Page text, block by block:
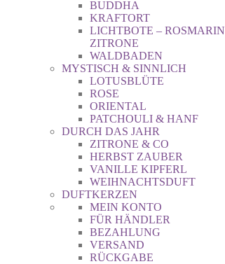
BUDDHA
KRAFTORT
LICHTBOTE – ROSMARIN
ZITRONE
WALDBADEN
MYSTISCH & SINNLICH
LOTUSBLÜTE
ROSE
ORIENTAL
PATCHOULI & HANF
DURCH DAS JAHR
ZITRONE & CO
HERBST ZAUBER
VANILLE KIPFERL
WEIHNACHTSDUFT
DUFTKERZEN
MEIN KONTO
FÜR HÄNDLER
BEZAHLUNG
VERSAND
RÜCKGABE